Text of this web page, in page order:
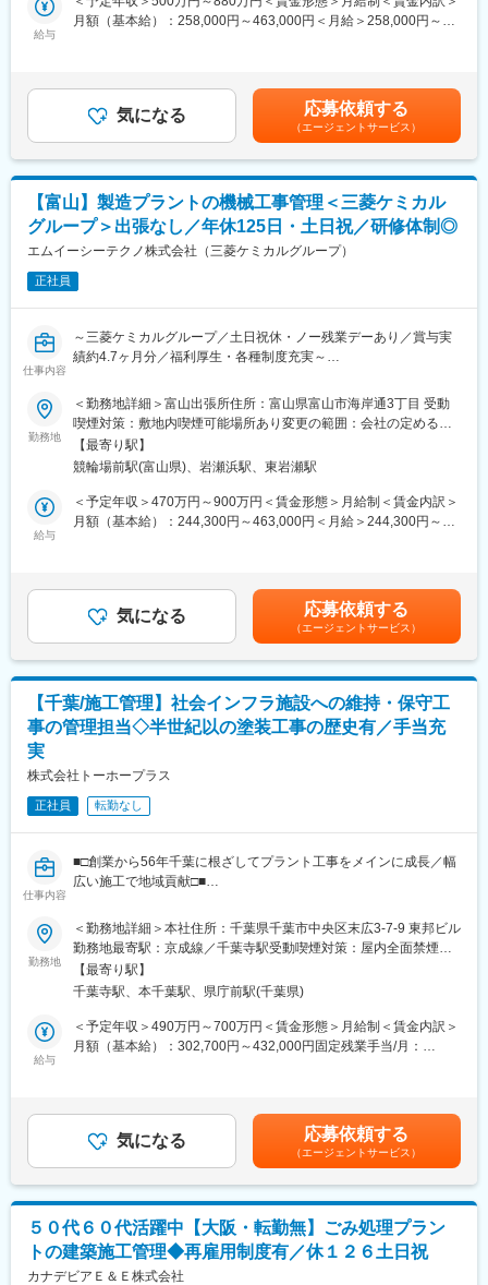
成長しつつ、幹部候補として組織運営に携わることができます。
（3）8:15～12:00 ※土曜日の勤務時間（年間１３回程度）、土
曜、日曜 祝日の３連休となる場合の中日に（3）の勤務がありま
す。（年間５回程度） 土曜日は（２）か（３）又は休日とな
ります。
■企業の特徴/魅力：地域密着で安定した経営基盤を持ち、環境保
全・社会貢献に積極的に取り組んでいます。多様な事業領域で地
域社会から厚い信頼を獲得しています。
変更の範囲：会社の定める業務
・施工管理全般及び設計業務
＜工事のイメージ＞
プラントにおける土木・建築分野の建築物、構造物や設備は様々
で幅広い分野での業務を行っております。
■1日のスケジュール：
7:50 出社 メールを確認し、本日のタスク確認
朝礼／当日の工事やスケジュールの確認
9:00 現地確認／現場の安全確認、作業の進行状況を確認し、必
要に応じて職人さんや業者との打ち合わせを行う
12:00 昼休み
13:00 現場確認／現場に行って、工事の進捗の確認
14:00 事務作業／その日の報告書の作成や、翌日のスケジュール
17:30 退社
■案件：
現在は化学プラントがメインではありますが、近年製薬系案件も
とができる点が魅力ポイントとなります。（エリア特性上高層マ
ンションなどが建つエリアでない為）
頻度：2年/1回程度 （年度の受注状況による）
期間：1～1.5か月（数千万規模）／1年（3億規模（総工費10億
円））
■就業環境について:
残業月平均25時間程度（月や案件により変動あり）
週休2日制で、繁忙期の土日出社は多くとも2週に1回程度、振替
休日や代休の取得が出来る環境です。
■研修・育成体制等：
新入社員が早期に即戦力として活躍できるよう、上司や先輩社員
がマンツーマンで指導を行いサポート体制を取っています。
変更の範囲：会社の定める業務
給与
月額（基本給）：258,000円～463,000円＜月給＞258,000円～
約4.7ヶ月分（個人評価＋業績連動による）※業績賞与の支給あり
賃金はあくまでも目安の金額であり、選考を通じて上下する可能
性があります。月給(月額)は固定手当を含めた表記です。
気になる 応募依頼する
（エージェントサービス）
【富山】製造プラントの機械工事管理＜三菱ケミカル
グループ＞出張なし／年休125日・土日祝／研修体制◎
エムイーシーテクノ株式会社（三菱ケミカルグループ）
正社員
仕事内容
～三菱ケミカルグループ／土日祝休・ノー残業デーあり／賞与実
績約4.7ヶ月分／福利厚生・各種制度充実～
化学プラントや繊維工場設備内の各種機械（ポンプ、タービン
等）に関する「機械工事管理」業務をお任せ致します。既存設備
のメンテンナンス工事を中心に担当いただきます。
■業務内容：工事計画～実行～完了の一連をご担当いただきます。
・見積り作成
・工事計画・工程管理、工事関係書類作成
・協力会社・工事材料の選定、発注
【主に以下に係る機械工事管理】
・回転機械の点検整備（ポンプ、圧縮機、タービン、増・減速機
・各精密機器の据付、芯だし等、その他プラント設備に係る機械
工事
※実作業はありません。
■就業環境について:
三菱ケミカルグループ全体で残業時間を抑制する方針であり、土
進など、働き方改革に取り組んでいます。
入社された方が早期に活躍できるよう、上司や先輩社員が指導を
行うサポート体制を用意しており、社内に技術研修センターがあ
るなど、教育体制も整っております。また、人材育成のガイドラ
インや体系を整備しており、階層別研修や専門知識を学べる教育
はもちろん資格取得による祝儀もあり、全社員が成長出来る環境
が整っています。
計時間での代休取得、時間単位の休暇取得可能。連続休暇の取得
も推奨しています。また、ノー残業デーの設定があり、メリハリ
のついた働き方ができる環境です。
■育児休業取得：
男性の育児休業取得にも力をいれており、年々取得者が増えてい
ます。直近1年では約４割の男性が育休を取得されています。
変更の範囲：会社の定める業務
勤務地
＜勤務地詳細＞富山出張所住所：富山県富山市海岸通3丁目 受動
喫煙対策：敷地内喫煙可能場所あり変更の範囲：会社の定める事
業所
【最寄り駅】
競輪場前駅(富山県)、岩瀬浜駅、東岩瀬駅
給与
＜予定年収＞470万円～900万円＜賃金形態＞月給制＜賃金内訳＞
月額（基本給）：244,300円～463,000円＜月給＞244,300円～
約4.7ヶ月分（個人評価＋業績連動による）※業績賞与の支給あり
賃金はあくまでも目安の金額であり、選考を通じて上下する可能
性があります。月給(月額)は固定手当を含めた表記です。
気になる 応募依頼する
（エージェントサービス）
【千葉/施工管理】社会インフラ施設への維持・保守工
事の管理担当◇半世紀以の塗装工事の歴史有／手当充
実
株式会社トーホープラス
正社員 転勤なし
仕事内容
■□創業から56年千葉に根ざしてプラント工事をメインに成長／幅
広い施工で地域貢献□■
■業務内容：
工事現場での工程、安全、品質管理を行う施工管理業務です。
プラント・発電所・橋梁などの大型構造物への塗装（防食塗
装）・防水塗装・大規模改修工事の管理業務を担当していただき
ます。
■魅力ポイント：
設、鋼構造物、建築物件の維持・リニューアル工事の管理を担っ
ていただける方を募集します。
県に多い発電所などのプラント工事を長年請け負ってきました。
近年、公共工事にも力を入れて取り組んでいます。資格を保有
し、経験豊富な社員が多数在籍しており、サポート体制はバッチ
リです。
勤務地
＜勤務地詳細＞本社住所：千葉県千葉市中央区末広3-7-9 東邦ビル
勤務地最寄駅：京成線／千葉寺駅受動喫煙対策：屋内全面禁煙変
更の範囲：会社の定める事業所
【最寄り駅】
千葉寺駅、本千葉駅、県庁前駅(千葉県)
給与
＜予定年収＞490万円～700万円＜賃金形態＞月給制＜賃金内訳＞
月額（基本給）：302,700円～432,000円固定残業手当/月：
格、経験などを考慮して決定いたします。■昇給：年1回■賞与：
年2回（7月と12月に支給+決算賞与）賃金はあくまでも目安の金
額であり、選考を通じて上下する可能性があります。月給(月額)は
固定手当を含めた表記です。
気になる 応募依頼する
（エージェントサービス）
５０代６０代活躍中【大阪・転勤無】ごみ処理プラン
トの建築施工管理◆再雇用制度有／休１２６土日祝
カナデビアＥ＆Ｅ株式会社